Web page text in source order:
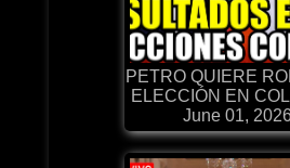
PETRO QUIERE
ELECCIÓN EN
June 01,